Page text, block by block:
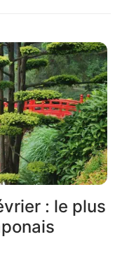
: le plus